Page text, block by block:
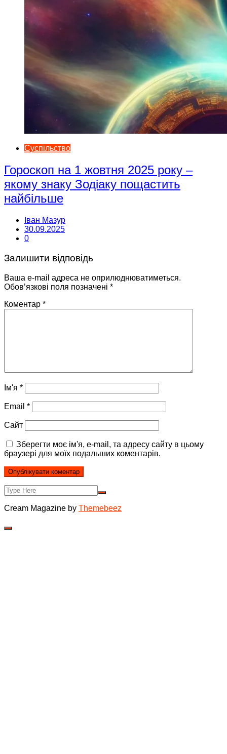
Суспільство
Гороскоп на 1 жовтня 2025 року –
якому знаку Зодіаку пощастить
найбільше
Іван Мазур
30.09.2025
0
Залишити відповідь
Ваша e-mail адреса не оприлюднюватиметься.
Обов’язкові поля позначені *
Коментар *
Ім'я *
Email *
Сайт
Зберегти моє ім'я, e-mail, та адресу сайту в цьому
браузері для моїх подальших коментарів.
Cream Magazine by Themebeez